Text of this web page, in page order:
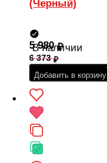
(Черный)
В наличии
5 980
6 373
Добавить в корзину